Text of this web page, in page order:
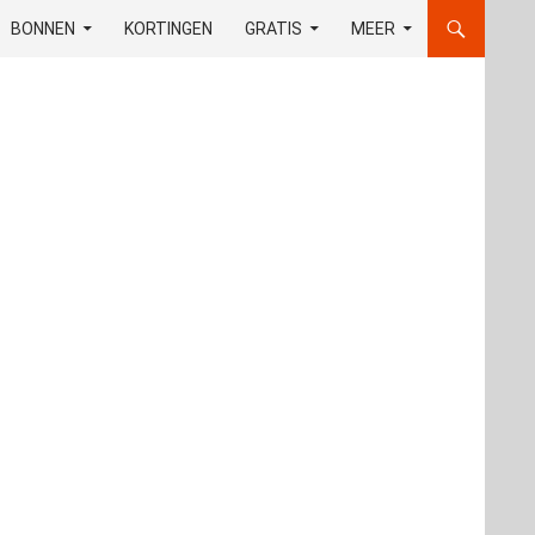
BONNEN KORTINGEN GRATIS MEER